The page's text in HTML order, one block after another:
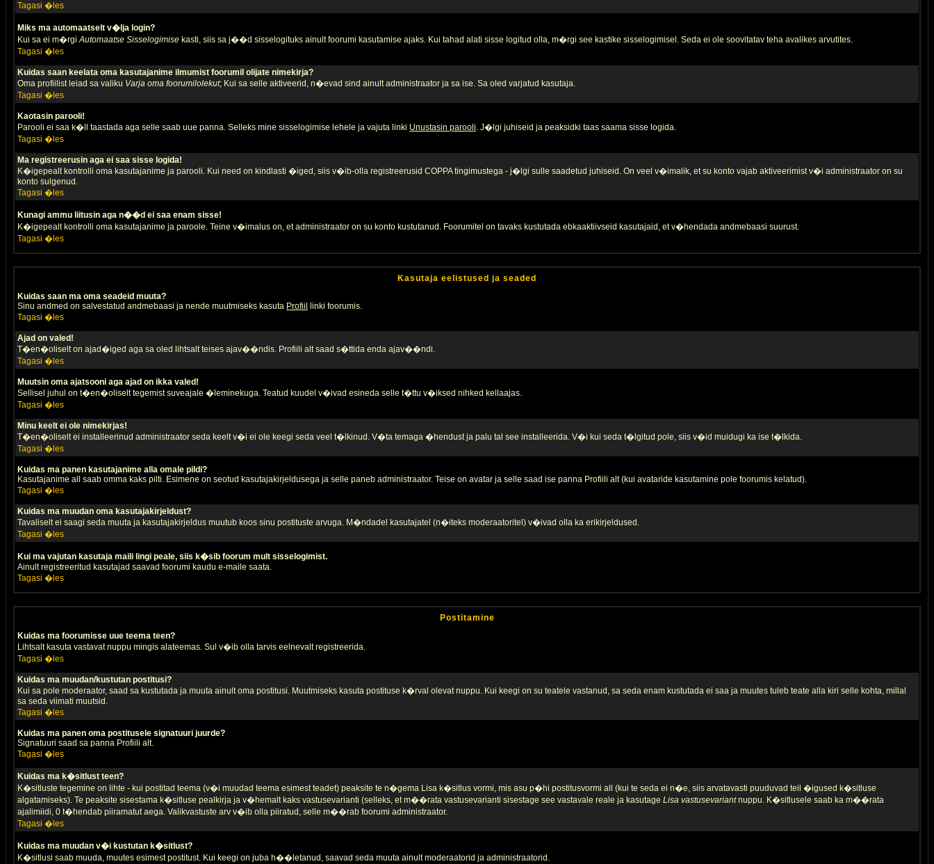
Tagasi �les
Miks ma automaatselt v�lja login?
Kui sa ei m�rgiAutomaatse Sisselogimise kasti, siis sa j��d sisselogituks ainult foorumi kasutamise ajaks. Kui tahad alati sisse logitud olla, m�rgi see kastike sisselogimisel. Seda ei ole soovitatav teha avalikes arvutites.
Tagasi �les
Kuidas saan keelata oma kasutajanime ilmumist foorumil olijate nimekirja?
Oma profiilist leiad sa valiku Varja oma foorumilolekut; Kui sa selle aktiveerid, n�evad sind ainult administraator ja sa ise. Sa oled varjatud kasutaja.
Tagasi �les
Kaotasin parooli!
Parooli ei saa k�ll taastada aga selle saab uue panna. Selleks mine sisselogimise lehele ja vajuta linki Unustasin parooli. J�lgi juhiseid ja peaksidki taas saama sisse logida.
Tagasi �les
Ma registreerusin aga ei saa sisse logida!
K�igepealt kontrolli oma kasutajanime ja parooli. Kui need on kindlasti �iged, siis v�ib-olla registreerusid COPPA tingimustega - j�lgi sulle saadetud juhiseid. On veel v�imalik, et su konto vajab aktiveerimist v�i administraator on su
konto sulgenud.
Tagasi �les
Kunagi ammu liitusin aga n��d ei saa enam sisse!
K�igepealt kontrolli oma kasutajanime ja paroole. Teine v�imalus on, et administraator on su konto kustutanud. Foorumitel on tavaks kustutada ebkaaktiivseid kasutajaid, et v�hendada andmebaasi suurust.
Tagasi �les
Kasutaja eelistused ja seaded
Kuidas saan ma oma seadeid muuta?
Sinu andmed on salvestatud andmebaasi ja nende muutmiseks kasuta Profiil
linki foorumis.
Tagasi �les
Ajad on valed!
T�en�oliselt on ajad�iged aga sa oled lihtsalt teises ajav��ndis. Profiili alt saad s�ttida enda ajav��ndi.
Tagasi �les
Muutsin oma ajatsooni aga ajad on ikka valed!
Sellisel juhul on t�en�oliselt tegemist suveajale �leminekuga. Teatud kuudel v�ivad esineda selle t�ttu v�iksed nihked kellaajas.
Tagasi �les
Minu keelt ei ole nimekirjas!
T�en�oliselt ei installeerinud administraator seda keelt v�i ei ole keegi seda veel t�lkinud. V�ta temaga �hendust ja palu tal see installeerida. V�i kui seda t�lgitud pole, siis v�id muidugi ka ise t�lkida.
Tagasi �les
Kuidas ma panen kasutajanime alla omale pildi?
Kasutajanime all saab omma kaks pilti. Esimene on seotud kasutajakirjeldusega ja selle paneb administraator. Teise on avatar ja selle saad ise panna Profiili alt (kui avataride kasutamine pole foorumis kelatud).
Tagasi �les
Kuidas ma muudan oma kasutajakirjeldust?
Tavaliselt ei saagi seda muuta ja kasutajakirjeldus muutub koos sinu postituste arvuga. M�ndadel kasutajatel (n�iteks moderaatoritel) v�ivad olla ka erikirjeldused.
Tagasi �les
Kui ma vajutan kasutaja maili lingi peale, siis k�sib foorum mult sisselogimist.
Ainult registreeritud kasutajad saavad foorumi kaudu e-maile saata.
Tagasi �les
Postitamine
Kuidas ma foorumisse uue teema teen?
Lihtsalt kasuta vastavat nuppu mingis alateemas. Sul v�ib olla tarvis eelnevalt registreerida.
Tagasi �les
Kuidas ma muudan/kustutan postitusi?
Kui sa pole moderaator, saad sa kustutada ja muuta ainult oma postitusi. Muutmiseks kasuta postituse k�rval olevat nuppu. Kui keegi on su teatele vastanud, sa seda enam kustutada ei saa ja muutes tuleb teate alla kiri selle kohta, millal
sa seda viimati muutsid.
Tagasi �les
Kuidas ma panen oma postitusele signatuuri juurde?
Signatuuri saad sa panna Profiili alt.
Tagasi �les
Kuidas ma k�sitlust teen?
K�sitluste tegemine on lihte - kui postitad teema (v�i muudad teema esimest teadet) peaksite te n�gema Lisa k�sitlus vormi, mis asu p�hi postitusvormi all (kui te seda ei n�e, siis arvatavasti puuduvad teil �igused k�sitluse
algatamiseks). Te peaksite sisestama k�sitluse pealkirja ja v�hemalt kaks vastusevarianti (selleks, et m��rata vastusevarianti sisestage see vastavale reale ja kasutage Lisa vastusevariantnuppu. K�sitlusele saab ka m��rata
ajalimiidi, 0 t�hendab piiramatut aega. Valikvastuste arv v�ib olla piiratud, selle m��rab foorumi administraator.
Tagasi �les
Kuidas ma muudan v�i kustutan k�sitlust?
K�sitlusi saab muuda, muutes esimest postitust. Kui keegi on juba h��letanud, saavad seda muuta ainult moderaatorid ja administraatorid.